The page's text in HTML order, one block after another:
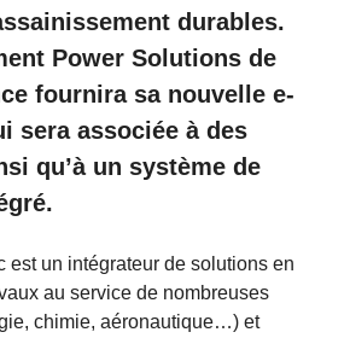
durables.
Power Solutions de
fournira sa nouvelle e-
sera associée à des
qu’à un système de
est un intégrateur de solutions en
au service de nombreuses
chimie, aéronautique…) et